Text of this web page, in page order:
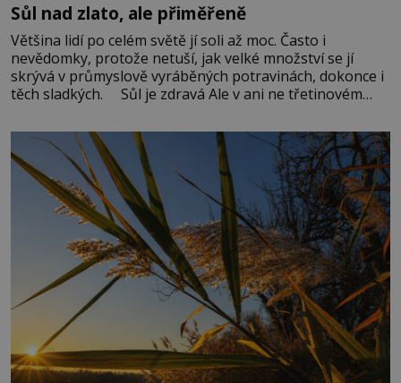
Sůl nad zlato, ale přiměřeně
Většina lidí po celém světě jí soli až moc. Často i
nevědomky, protože netuší, jak velké množství se jí
skrývá v průmyslově vyráběných potravinách, dokonce i
těch sladkých. Sůl je zdravá Ale v ani ne třetinovém
základní složky– sodík a chlór – jsou zásadní pro
správné hospodaření